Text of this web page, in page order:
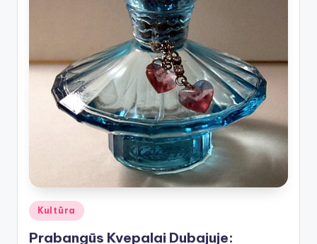
Posted
in
Kultūra
Prabangūs Kvepalai Dubajuje: